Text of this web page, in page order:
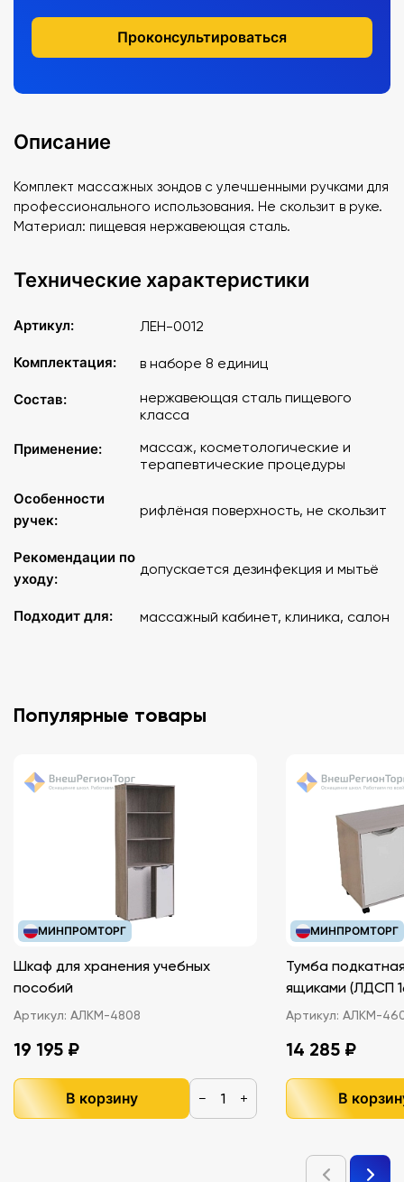
Проконсультироваться
Описание
Комплект массажных зондов с улeчшенными ручками для
профессионального использования. Не скользит в руке.
Материал: пищевая нержавеющая сталь.
Технические характеристики
Артикул: ЛЕН-0012
Комплектация: в наборе 8 единиц
Состав:
нержавеющая сталь пищевого
класса
Применение:
массаж, косметологические и
терапевтические процедуры
Особенности
ручек:
рифлёная поверхность, не скользит
Рекомендации по
уходу:
допускается дезинфекция и мытьё
Подходит для: массажный кабинет, клиника, салон
Популярные товары
МИНПРОМТОРГ
Шкаф для хранения учебных
пособий
Артикул: АЛКМ-4808
19 195 ₽
В корзину − +
МИНПРОМТОРГ
Тумба
ящиками
Артикул: АЛКМ-
14 285 ₽
В